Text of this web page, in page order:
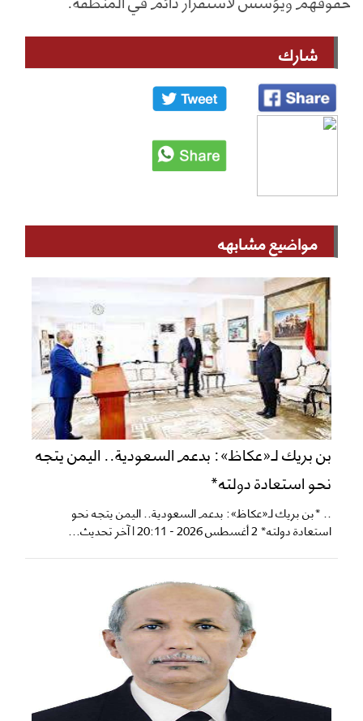
شارك
مواضيع مشابهه
بن بريك لـ«عكاظ»: بدعم السعودية.. اليمن يتجه
نحو استعادة دولته*
.. *بن بريك لـ«عكاظ»: بدعم السعودية.. اليمن يتجه نحو
استعادة دولته* 2 أغسطس 2026 - 20:11 | آخر تحديث...